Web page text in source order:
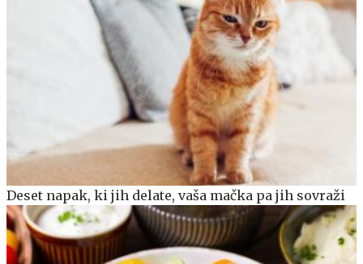
Deset napak, ki jih delate, vaša mačka pa jih sovraži